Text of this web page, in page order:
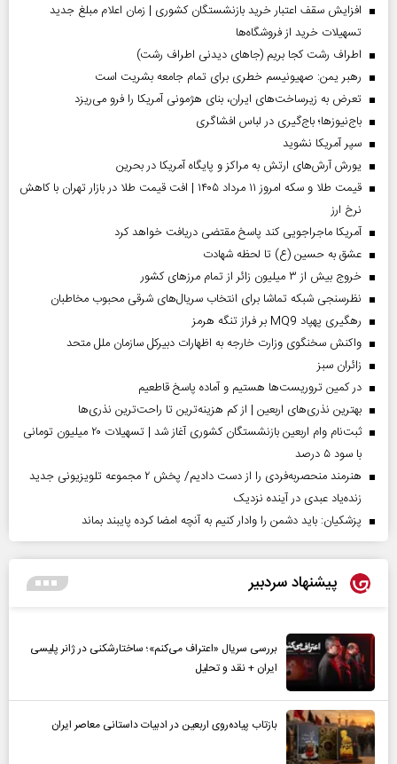
افزایش سقف اعتبار خرید بازنشستگان کشوری | زمان اعلام مبلغ جدید
تسهیلات خرید از فروشگاه‌ها
اطراف رشت کجا بریم (جاهای دیدنی اطراف رشت)
رهبر یمن: صهیونیسم خطری برای تمام جامعه بشریت است
تعرض به زیرساخت‌های ایران، بنای هژمونی آمریکا را فرو می‌ریزد
باج‌نیوزها؛ باج‌گیری در لباس افشاگری
سپر آمریکا نشوید
یورش آرش‌های ارتش به مراکز و پایگاه‌ آمریکا در بحرین
قیمت طلا و سکه امروز ۱۱ مرداد ۱۴۰۵ | افت قیمت طلا در بازار تهران با کاهش
نرخ ارز
آمریکا ماجراجویی کند پاسخ مقتضی دریافت خواهد کرد
عشق به حسین (ع) تا لحظه شهادت
خروج بیش از ۳ میلیون زائر از تمام مرز‌های کشور
نظرسنجی شبکه تماشا برای انتخاب سریال‌های شرقی محبوب مخاطبان
رهگیری پهپاد MQ9 بر فراز تنگه هرمز
واکنش سخنگوی وزارت خارجه به اظهارات دبیرکل سازمان ملل متحد
‌زائران سبز
در کمین تروریست‌ها هستیم و آماده پاسخ قاطعیم
بهترین نذری‌های اربعین | از کم هزینه‌ترین تا راحت‌ترین نذری‌ها
ثبت‌نام وام اربعین بازنشستگان کشوری آغاز شد | تسهیلات ۲۰ میلیون تومانی
با سود ۵ درصد
هنرمند منحصر‌به‌فردی را از دست دادیم/ پخش ۲ مجموعه تلویزیونی جدید
زنده‌یاد عبدی در آینده نزدیک
پزشکیان: باید دشمن را وادار کنیم به آنچه امضا کرده پایبند بماند
پیشنهاد سردبیر
بررسی سریال «اعتراف می‌کنم»؛ ساختارشکنی در ژانر پلیسی
ایران + نقد و تحلیل
بازتاب پیاده‌روی اربعین در ادبیات داستانی معاصر ایران